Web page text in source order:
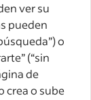
ver su
pueden
o
(“sin
de
crea o sube